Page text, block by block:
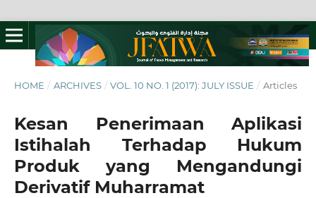
HOME / ARCHIVES / VOL. 10 NO. 1 (2017): JULY ISSUE / Articles
Kesan Penerimaan Aplikasi
Istihalah Terhadap Hukum
Produk yang Mengandungi
Derivatif Muharramat